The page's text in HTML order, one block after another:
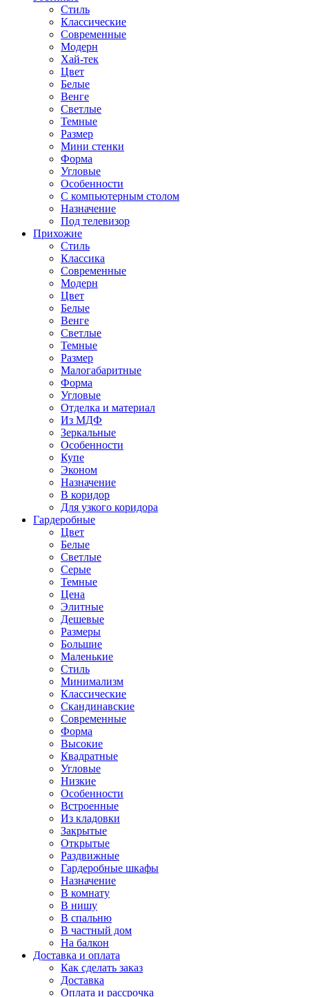
Стиль
Классические
Современные
Модерн
Хай-тек
Цвет
Белые
Венге
Светлые
Темные
Размер
Мини стенки
Форма
Угловые
Особенности
С компьютерным столом
Назначение
Под телевизор
Прихожие
Стиль
Классика
Современные
Модерн
Цвет
Белые
Венге
Светлые
Темные
Размер
Малогабаритные
Форма
Угловые
Отделка и материал
Из МДФ
Зеркальные
Особенности
Купе
Эконом
Назначение
В коридор
Для узкого коридора
Гардеробные
Цвет
Белые
Светлые
Серые
Темные
Цена
Элитные
Дешевые
Размеры
Большие
Маленькие
Стиль
Минимализм
Классические
Скандинавские
Современные
Форма
Высокие
Квадратные
Угловые
Низкие
Особенности
Встроенные
Из кладовки
Закрытые
Открытые
Раздвижные
Гардеробные шкафы
Назначение
В комнату
В нишу
В спальню
В частный дом
На балкон
Доставка и оплата
Как сделать заказ
Доставка
Оплата и рассрочка